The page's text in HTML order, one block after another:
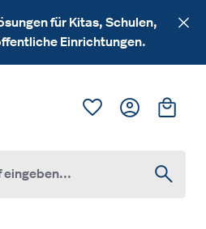
für Kitas, Schulen,
Einrichtungen.
Du hast 0